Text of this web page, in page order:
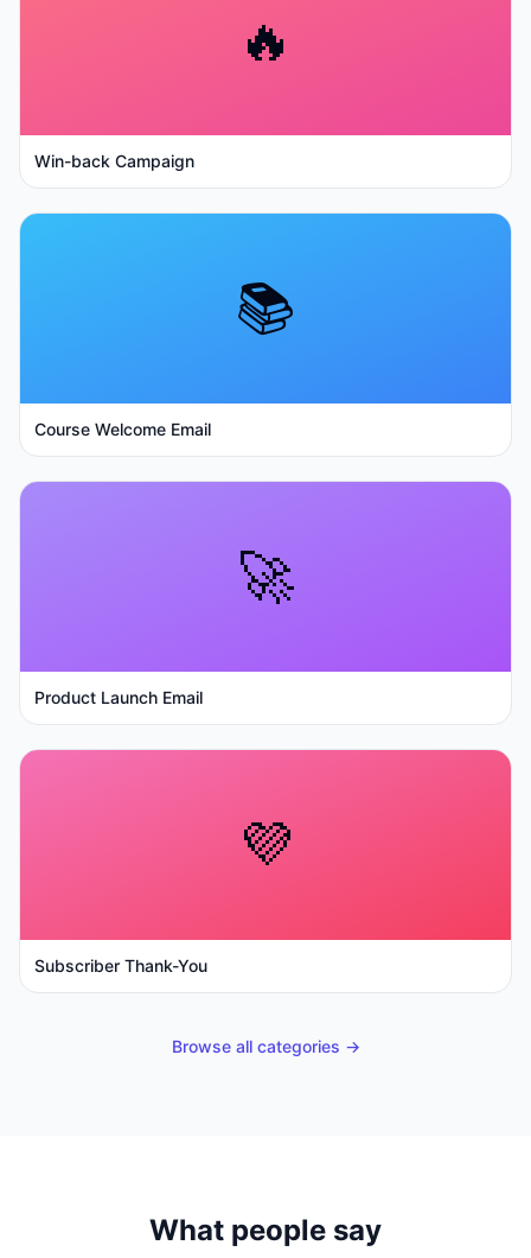
🔥
Win-back Campaign
📚
Course Welcome Email
🚀
Product Launch Email
💜
Subscriber Thank-You
Browse all categories →
What people say